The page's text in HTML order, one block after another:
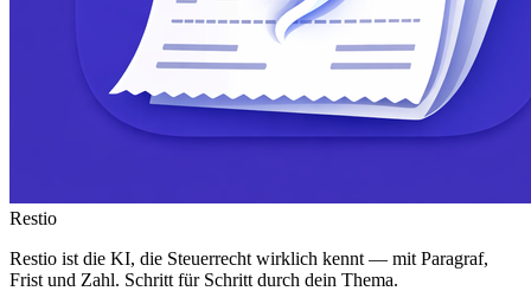
Restio
Restio ist die KI, die Steuerrecht wirklich kennt — mit Paragraf,
Frist und Zahl. Schritt für Schritt durch dein Thema.